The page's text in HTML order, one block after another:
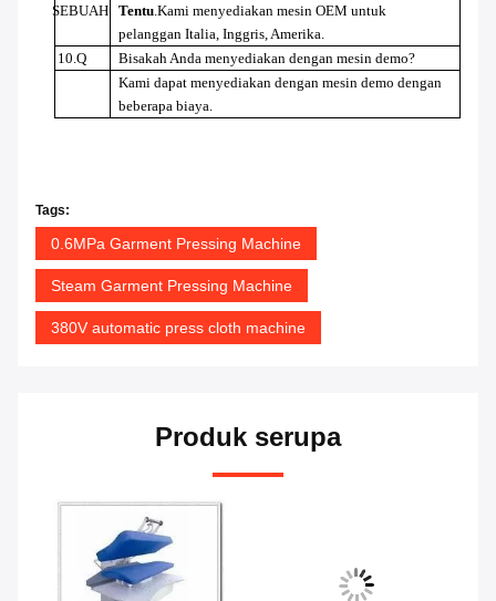
SEBUAH Tentu.Kami menyediakan mesin OEM untuk
pelanggan Italia, Inggris, Amerika.
10.Q
Bisakah Anda menyediakan dengan mesin demo?
Kami dapat menyediakan dengan mesin demo dengan
beberapa biaya.
Tags:
0.6MPa Garment Pressing Machine
Steam Garment Pressing Machine
380V automatic press cloth machine
Produk serupa